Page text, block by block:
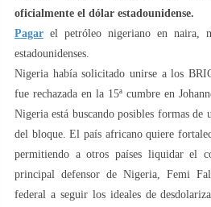
oficialmente el dólar estadounidense.
Pagar el petróleo nigeriano en naira,
estadounidenses.
Nigeria había solicitado unirse a los
fue rechazada en la 15ª cumbre en
Nigeria está buscando posibles formas de
del bloque. El país africano quiere
permitiendo a otros países liquidar el
principal defensor de Nigeria, Femi
federal a seguir los ideales de